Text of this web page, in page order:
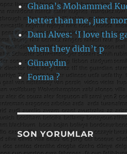
Ghana’s Mohammed
better than me, just
Dani Alves: ‘I love this
when they didn’t p
Günaydın
Forma ?
SON YORUMLAR